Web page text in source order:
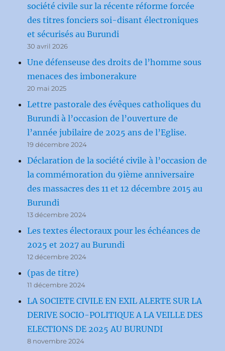
société civile sur la récente réforme forcée
des titres fonciers soi-disant électroniques
et sécurisés au Burundi
30 avril 2026
Une défenseuse des droits de l’homme sous
menaces des imbonerakure
20 mai 2025
Lettre pastorale des évêques catholiques du
Burundi à l’occasion de l’ouverture de
l’année jubilaire de 2025 ans de l’Eglise.
19 décembre 2024
Déclaration de la société civile à l’occasion de
la commémoration du 9ième anniversaire
des massacres des 11 et 12 décembre 2015 au
Burundi
13 décembre 2024
Les textes électoraux pour les échéances de
2025 et 2027 au Burundi
12 décembre 2024
(pas de titre)
11 décembre 2024
LA SOCIETE CIVILE EN EXIL ALERTE SUR LA
DERIVE SOCIO-POLITIQUE A LA VEILLE DES
ELECTIONS DE 2025 AU BURUNDI
8 novembre 2024